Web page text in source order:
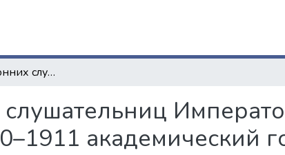
Список посторонних слушателей и слушательниц Императорского Харьковского университета на 1910–1911 академический год
академический